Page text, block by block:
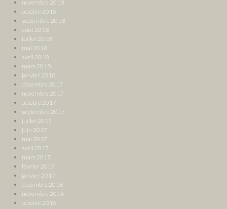
novembre 2018
octobre 2018
septembre 2018
août 2018
juillet 2018
mai 2018
avril 2018
mars 2018
janvier 2018
décembre 2017
novembre 2017
octobre 2017
septembre 2017
juillet 2017
juin 2017
mai 2017
avril 2017
mars 2017
février 2017
janvier 2017
décembre 2016
novembre 2016
octobre 2016